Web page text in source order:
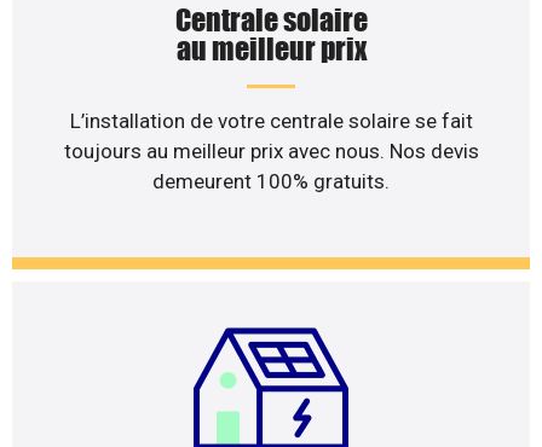
Centrale solaire
au meilleur prix
L’installation de votre centrale solaire se fait
toujours au meilleur prix avec nous. Nos devis
demeurent 100% gratuits.